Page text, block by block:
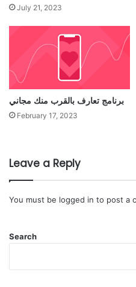
July 21, 2023
برنامج تعارف بالقرب منك مجاني
February 17, 2023
Leave a Reply
You must be logged in to post a
Search